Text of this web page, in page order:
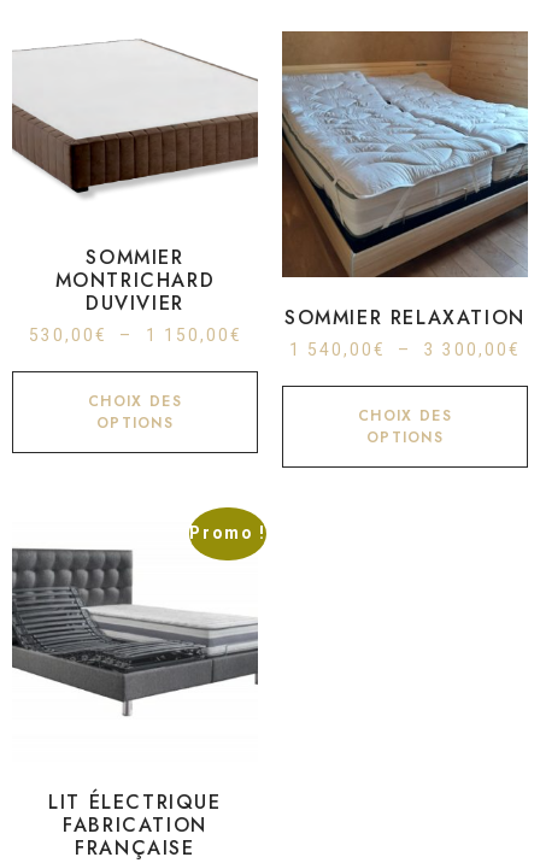
SOMMIER
MONTRICHARD
DUVIVIER
530,00€ – 1 150,00€
CHOIX DES
OPTIONS
SOMMIER RELAXATION
1 540,00€ – 3 300,00€
CHOIX DES
OPTIONS
Promo !
LIT ÉLECTRIQUE
FABRICATION
FRANÇAISE